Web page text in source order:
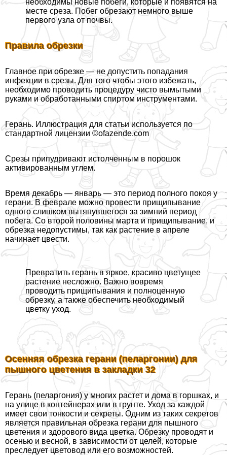
необходимы новые побеги, которые и появятся на
месте среза. Побег обрезают немного выше
первого узла от почвы.
Правила обрезки
Главное при обрезке — не допустить попадания
инфекции в срезы. Для того чтобы этого избежать,
необходимо проводить процедуру чисто вымытыми
руками и обработанными спиртом инструментами.
Герань. Иллюстрация для статьи используется по
стандартной лицензии ©ofazende.com
Срезы припудривают истолченным в порошок
активированным углем.
Время декабрь — январь — это период полного покоя у
герани. В феврале можно провести прищипывание
одного слишком вытянувшегося за зимний период
побега. Со второй половины марта и прищипывание, и
обрезка недопустимы, так как растение в апреле
начинает цвести.
Превратить герань в яркое, красиво цветущее
растение несложно. Важно вовремя
проводить прищипывания и полноценную
обрезку, а также обеспечить необходимый
цветку уход.
Осенняя обрезка герани (пеларгонии) для
пышного цветения в закладки 32
Герань (пеларгония) у многих растет и дома в горшках, и
на улице в контейнерах или в грунте. Уход за каждой
имеет свои тонкости и секреты. Одним из таких секретов
является правильная обрезка герани для пышного
цветения и здорового вида цветка. Обрезку проводят и
осенью и весной, в зависимости от целей, которые
преследует цветовод или его возможностей.